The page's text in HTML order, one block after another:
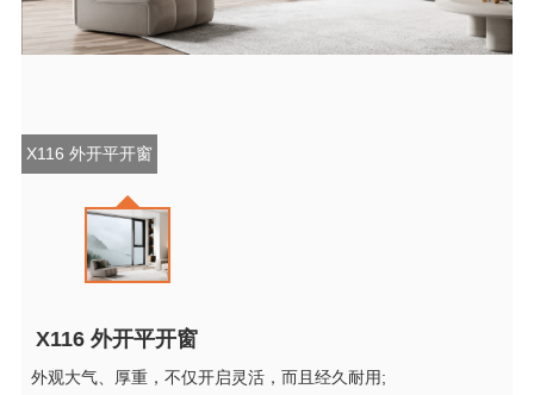
X116 外开平开窗
X116 外开平开窗
外观大气、厚重，不仅开启灵活，而且经久耐用;